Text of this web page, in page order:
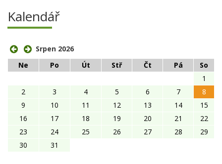
Kalendář
Srpen 2026
Ne
Po Út Stř Čt Pá
So
1
2
3 4 5 6 7
8
9
10 11 12 13 14
15
16
17 18 19 20 21
22
23
24 25 26 27 28
29
30
31